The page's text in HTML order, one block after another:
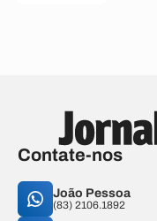
Contate-nos
João Pessoa
(83) 2106.1892